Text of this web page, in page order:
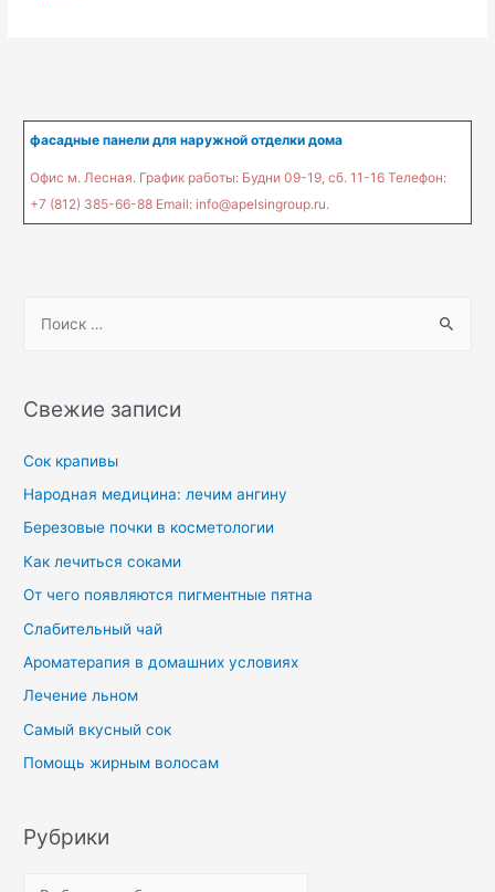
фасадные панели для наружной отделки дома
Офис м. Лесная. График работы: Будни 09-19, сб. 11-16 Телефон:
+7 (812) 385-66-88 Email: info@apelsingroup.ru.
Свежие записи
Сок крапивы
Народная медицина: лечим ангину
Березовые почки в косметологии
Как лечиться соками
От чего появляются пигментные пятна
Слабительный чай
Ароматерапия в домашних условиях
Лечение льном
Самый вкусный сок
Помощь жирным волосам
Рубрики